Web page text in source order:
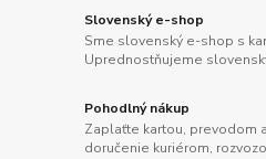
Slovenský e-shop
Sme slovenský e-shop s
Uprednostňujeme
Pohodlný nákup
Zaplaťte kartou, prevodom
doručenie kuriérom,